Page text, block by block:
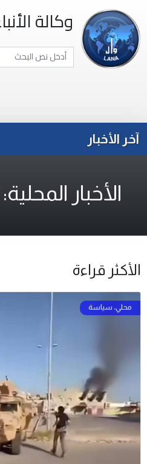
وكالة
آخر الأخبار
الأخبار
الأكثر قراءة